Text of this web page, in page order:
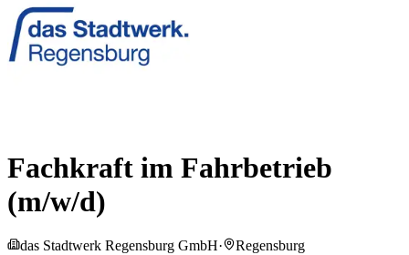
Fachkraft im Fahrbetrieb
(m/w/d)
das Stadtwerk Regensburg GmbH· Regensburg